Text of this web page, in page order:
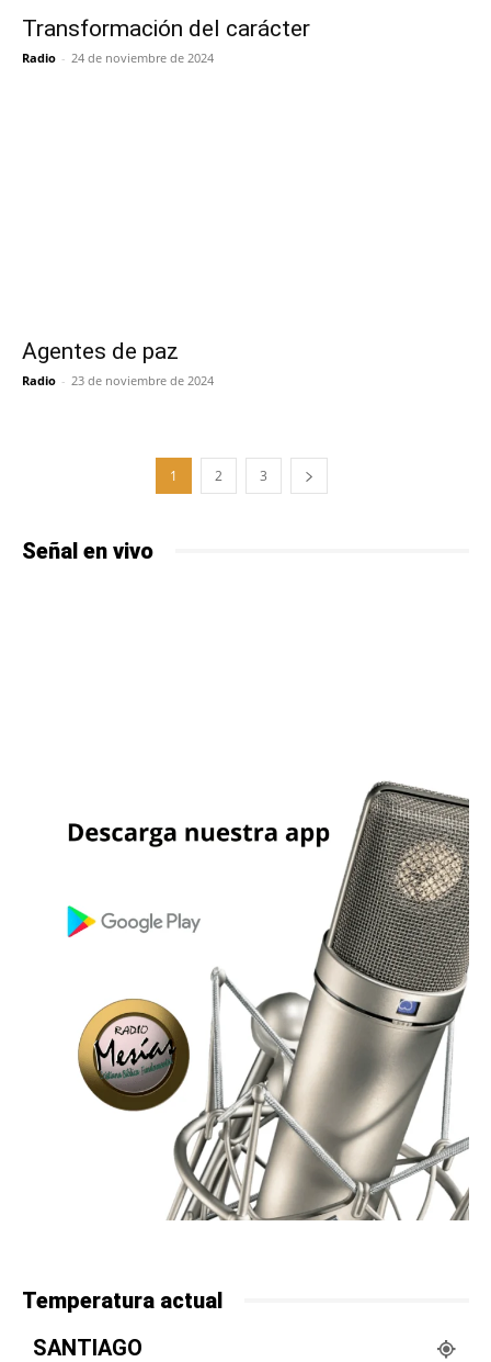
Transformación del carácter
Radio - 24 de noviembre de 2024
Agentes de paz
Radio - 23 de noviembre de 2024
1 2 3
Señal en vivo
Temperatura actual
SANTIAGO